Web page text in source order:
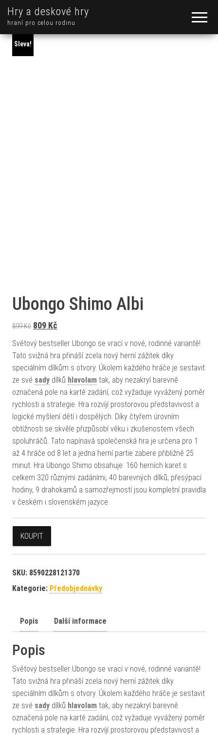
Hry a deskové hry
hraní pro celou rodinu
Sleva!
Ubongo Shimo Albi
899Kč Původní cena byla: 899 Kč.
809 Kč
Světový bestseller Ubongo se vrací v nové, rodinné variantě!
Tato svižná hra přináší zcela nový herní zážitek díky
speciálním dílkům s otvory. Úkolem každého hráče je sestavit
ze své sady dílků hlavolam tak, aby nezakryl barevně
označená pole na kartě zadání, což vyžaduje vyvážený poměr
rychlosti a strategie. Hra rozvíjí prostorovou představivost a
logické myšlení dětí i dospělých. Díky čtyřem úrovním
obtížnosti se skvěle přizpůsobí věku i zkušenostem všech
spoluhráčů. Tato napínavá společenská hra je určena pro 1
až 4 hráče od 8 let a jedna herní partie zabere přibližně 25
minut. Hra Ubongo Shimo obsahuje: 160 herních karet s
celkem 320 různými zadáními, 40 barevných dílků, přesýpací
hodiny, 9 drahokamů a samozřejmostí jsou kompletní pravidla
v českém i slovenském jazyce.
KOUPIT
SKU: 8590228121370
Kategorie: Předobjednávky
Popis Další informace
Popis
Světový bestseller Ubongo se vrací v nové, rodinné variantě!
Tato svižná hra přináší zcela nový herní zážitek díky
speciálním dílkům s otvory. Úkolem každého hráče je sestavit
ze své sady dílků hlavolam tak, aby nezakryl barevně
označená pole na kartě zadání, což vyžaduje vyvážený poměr
rychlosti a strategie. Hra rozvíjí prostorovou představivost a